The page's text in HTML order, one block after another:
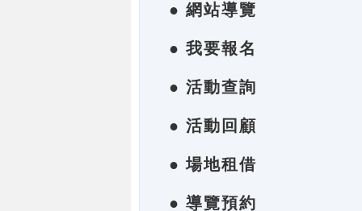
● 網站導覽
● 我要報名
● 活動查詢
● 活動回顧
● 場地租借
● 導覽預約